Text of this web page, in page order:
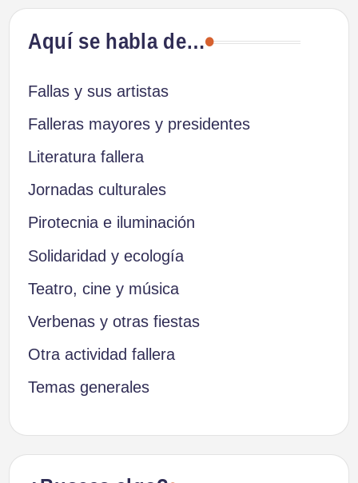
de
entradas
Aquí se habla de…
Fallas y sus artistas
Falleras mayores y presidentes
Literatura fallera
Jornadas culturales
Pirotecnia e iluminación
Solidaridad y ecología
Teatro, cine y música
Verbenas y otras fiestas
Otra actividad fallera
Temas generales